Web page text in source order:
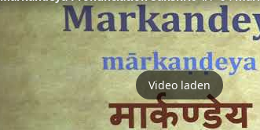
Video laden